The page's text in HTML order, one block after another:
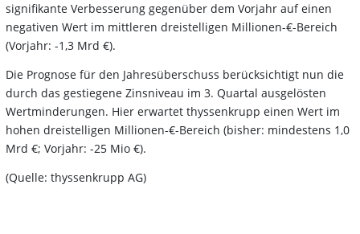
signifikante Verbesserung gegenüber dem Vorjahr auf einen
negativen Wert im mittleren dreistelligen Millionen-€-Bereich
(Vorjahr: -1,3 Mrd €).
Die Prognose für den Jahresüberschuss berücksichtigt nun die
durch das gestiegene Zinsniveau im 3. Quartal ausgelösten
Wertminderungen. Hier erwartet thyssenkrupp einen Wert im
hohen dreistelligen Millionen-€-Bereich (bisher: mindestens 1,0
Mrd €; Vorjahr: -25 Mio €).
(Quelle: thyssenkrupp AG)